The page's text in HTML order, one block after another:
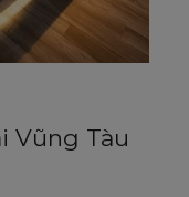
Vũng Tàu